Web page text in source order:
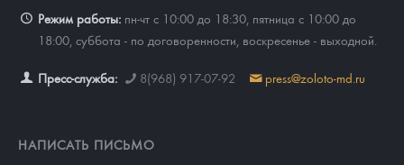
Режим работы: пн-чт с 10:00 до 18:30, пятница с 10:00 до
18:00, суббота - по договоренности, воскресенье - выходной.
Пресс-служба: 8(968) 917-07-92 press@zoloto-md.ru
НАПИСАТЬ ПИСЬМО